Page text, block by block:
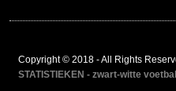
Copyright © 2018 - All Rights
STATISTIEKEN - zwart-witte